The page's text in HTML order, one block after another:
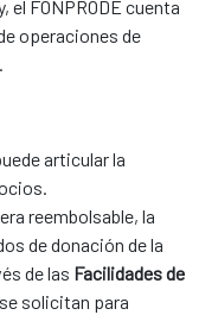
el FONPRODE cuenta
operaciones de
articular la
reembolsable, la
de donación de la
de las Facilidades de
solicitan para